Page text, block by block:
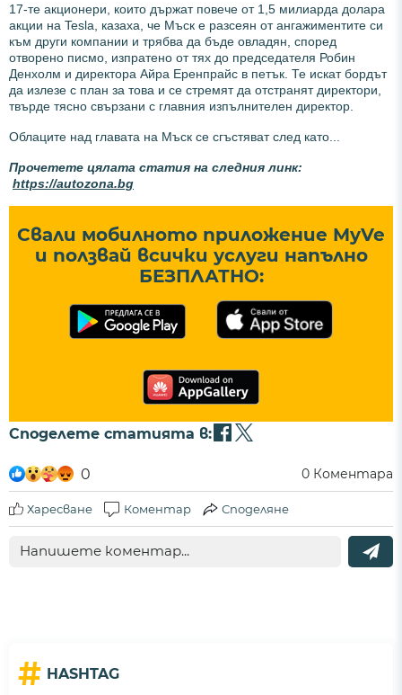
17-те акционери, които държат повече от 1,5 милиарда долара
акции на Tesla, казаха, че Мъск е разсеян от ангажиментите си
към други компании и трябва да бъде овладян, според
отворено писмо, изпратено от тях до председателя Робин
Денхолм и директора Айра Еренпрайс в петък. Те искат бордът
да излезе с план за това и се стремят да отстранят директори,
твърде тясно свързани с главния изпълнителен директор.
Облаците над главата на Мъск се сгъстяват след като...
Прочетете цялата статия на следния линк:
https://autozona.bg
Свали мобилното приложение MyVe
и ползвай всички услуги напълно
БЕЗПЛАТНО:
Споделете статията в:
0 0 Коментара
Харесване Коментар Споделяне
# HASHTAG